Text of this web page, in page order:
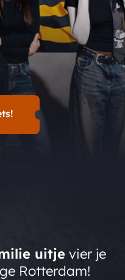
uitje vier je
Rotterdam!